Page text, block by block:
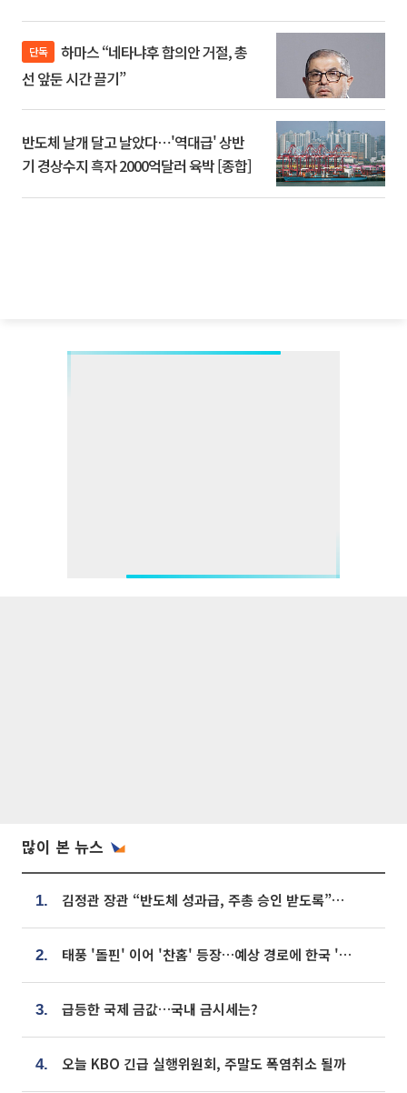
단독
선 앞둔 시간 끌기”
반도체 날개 달고 날았다⋯'역대급' 상반
기 경상수지 흑자 2000억달러 육박 [종합]
많이 본 뉴스
1. 김정관 장관 “반도체 성과급, 주총 승인 받도록”…상법·자본시장법 개정 시사
2. 태풍 '돌핀' 이어 '찬홈' 등장…예상 경로에 한국 '한숨'
3. 급등한 국제 금값…국내 금시세는?
4. 오늘 KBO 긴급 실행위원회, 주말도 폭염취소 될까